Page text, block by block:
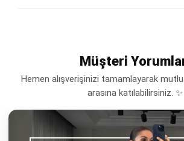
Müşteri
Hemen alışverişinizi tamamlayarak
arasına katılabilirsiniz. ✨